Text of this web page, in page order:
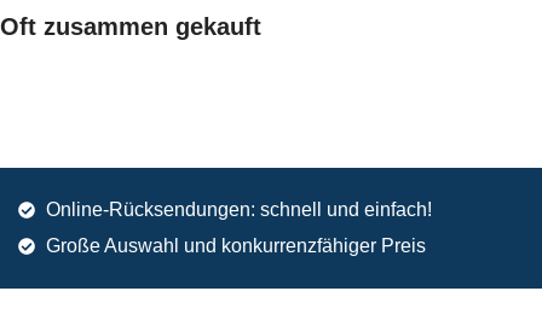
Oft zusammen gekauft
Online-Rücksendungen: schnell und einfach!
Große Auswahl und konkurrenzfähiger Preis